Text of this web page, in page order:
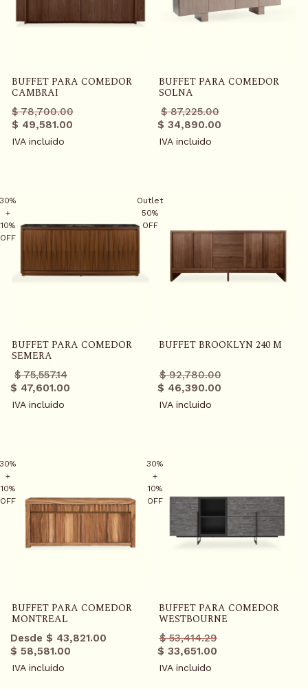
BUFFET PARA COMEDOR
CAMBRAI
Precio
regular
$ 78,700.00
$ 49,581.00
Precio
promo
IVA incluido
BUFFET PARA COMEDOR
SOLNA
Precio
regular
$ 87,225.00
$ 34,890.00
Precio
promo
IVA incluido
BUFFET PARA COMEDOR
SEMERA
Precio
regular
$ 75,557.14
$ 47,601.00
Precio
promo
IVA incluido
30%
+
10%
OFF
BUFFET BROOKLYN 240 M
Precio
regular
$ 92,780.00
$ 46,390.00
Precio
promo
IVA incluido
Outlet
50%
OFF
BUFFET PARA COMEDOR
MONTREAL
Desde $ 43,821.00
$ 58,581.00
IVA incluido
30%
+
10%
OFF
BUFFET PARA COMEDOR
WESTBOURNE
Precio
regular
$ 53,414.29
$ 33,651.00
Precio
promo
IVA incluido
30%
+
10%
OFF